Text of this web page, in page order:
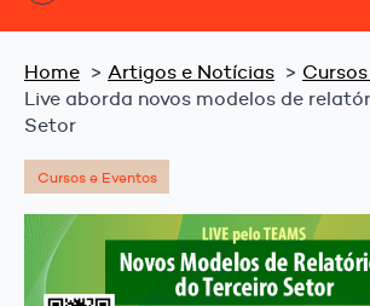
Home Artigos e Notícias
Live aborda novos modelos de
Setor
Cursos e Eventos